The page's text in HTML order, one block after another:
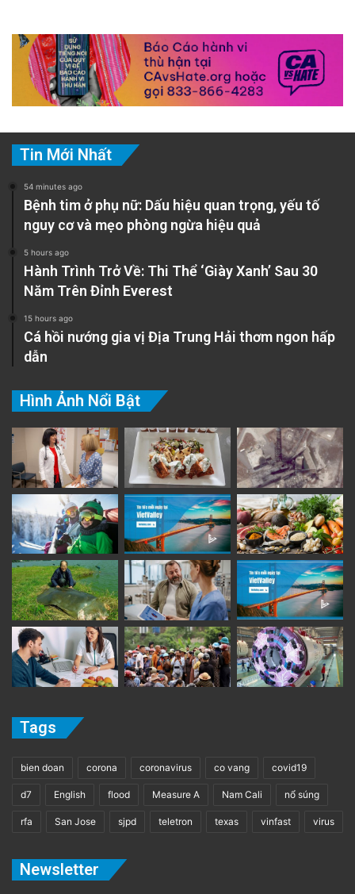
Tin Mới Nhất
54 minutes ago
Bệnh tim ở phụ nữ: Dấu hiệu quan trọng, yếu tố
nguy cơ và mẹo phòng ngừa hiệu quả
5 hours ago
Hành Trình Trở Về: Thi Thể ‘Giày Xanh’ Sau 30
Năm Trên Đỉnh Everest
15 hours ago
Cá hồi nướng gia vị Địa Trung Hải thơm ngon hấp
dẫn
Hình Ảnh Nổi Bật
Tags
bien doan corona coronavirus co vang covid19
d7 English flood Measure A Nam Cali nổ súng
rfa San Jose sjpd teletron texas vinfast virus
Newsletter